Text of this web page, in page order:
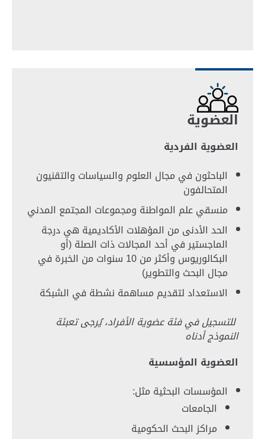
العضوية
العضوية الفردية
الباحثون في مجال العلوم والسياسات والتقنيون
المتحالفون
منسقي علم المواطنة ومجموعات المجتمع المدني
الحد الأدنى من المؤهلات الأكاديمية هي درجة
الماجستير في أحد المجالات ذات الصلة (أو
البكالوريوس وأكثر من 10 سنوات من الخبرة في
مجال البحث والتطوير)
الاستعداد لتقديم مساهمة نشطة في الشبكة
للتسجيل في فئة عضوية الأفراد، يُرجى تعبئة
النموذج أدناه
العضوية المؤسسية
المؤسسات البحثية مثل:
الجامعات
مراكز البحث الحكومية